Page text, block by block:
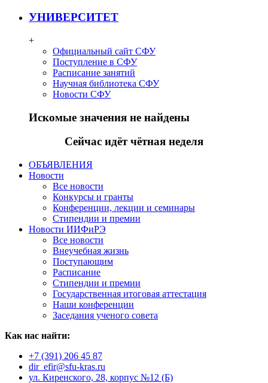
УНИВЕРСИТЕТ
+
Официальный сайт СФУ
Поступление в СФУ
Расписание занятий
Научная библиотека СФУ
Новости СФУ
Искомые значения не найдены
Сейчас идёт чётная неделя
ОБЪЯВЛЕНИЯ
Новости
Все новости
Конкурсы и гранты
Конференции, лекции и семинары
Стипендии и премии
Новости ИИФиРЭ
Все новости
Внеучебная жизнь
Поступающим
Расписание
Стипендии и премии
Государственная итоговая аттестация
Наши конференции
Заседания ученого совета
Как нас найти:
+7 (391) 206 45 87
dir_efir@sfu-kras.ru
ул. Киренского, 28, корпус №12 (Б)